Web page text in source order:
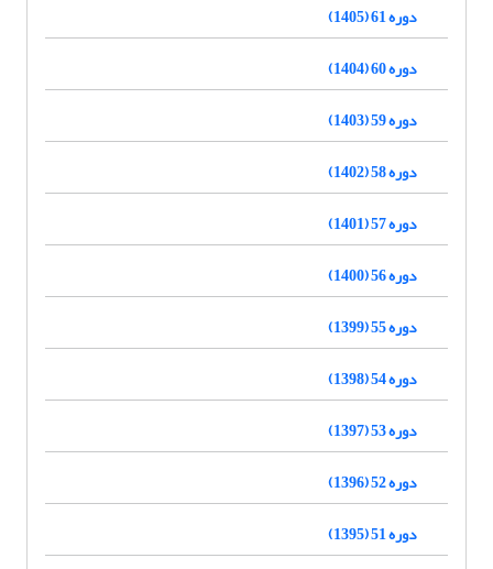
دوره 61 (1405)
دوره 60 (1404)
دوره 59 (1403)
دوره 58 (1402)
دوره 57 (1401)
دوره 56 (1400)
دوره 55 (1399)
دوره 54 (1398)
دوره 53 (1397)
دوره 52 (1396)
دوره 51 (1395)